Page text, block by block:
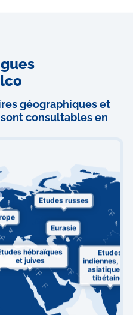
géographiques et
consultables en
hébraïques
et juives
Etudes
indiennes,
asiatiques et
tibétaines
Etudes russes
Eurasie